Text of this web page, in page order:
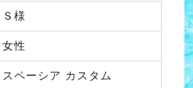
Ｓ様
女性
スペーシア カスタム